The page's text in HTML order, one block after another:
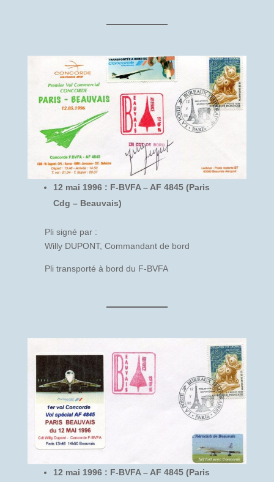
12 mai 1996 : F-BVFA – AF 4845 (Paris
Cdg – Beauvais)
Pli signé par :
Willy DUPONT, Commandant de bord
Pli transporté à bord du F-BVFA
12 mai 1996 : F-BVFA – AF 4845 (Paris